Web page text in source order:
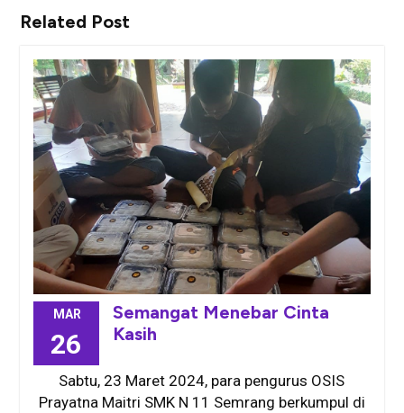
Related Post
MAR
26
Semangat Menebar Cinta
Kasih
Sabtu, 23 Maret 2024, para pengurus OSIS
Prayatna Maitri SMK N 11 Semrang berkumpul di